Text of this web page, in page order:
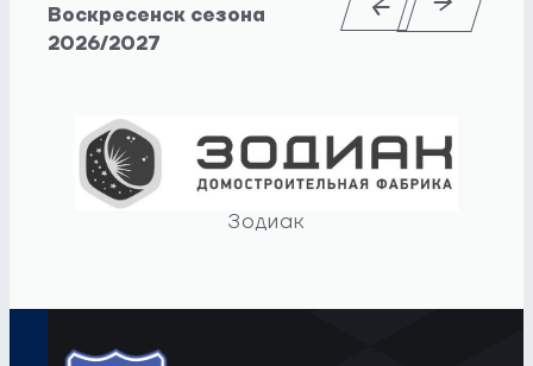
Воскресенск сезона
2026/2027
Зодиак